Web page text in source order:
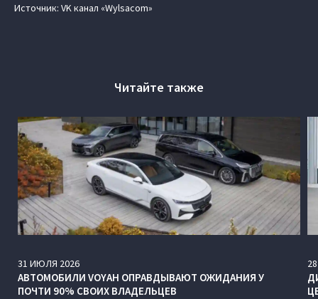
Источник: VK канал «Wylsacom»
Читайте также
31 ИЮЛЯ 2026
АВТОМОБИЛИ VOYAH ОПРАВДЫВАЮТ ОЖИДАНИЯ У
ПОЧТИ 90% СВОИХ ВЛАДЕЛЬЦЕВ
28